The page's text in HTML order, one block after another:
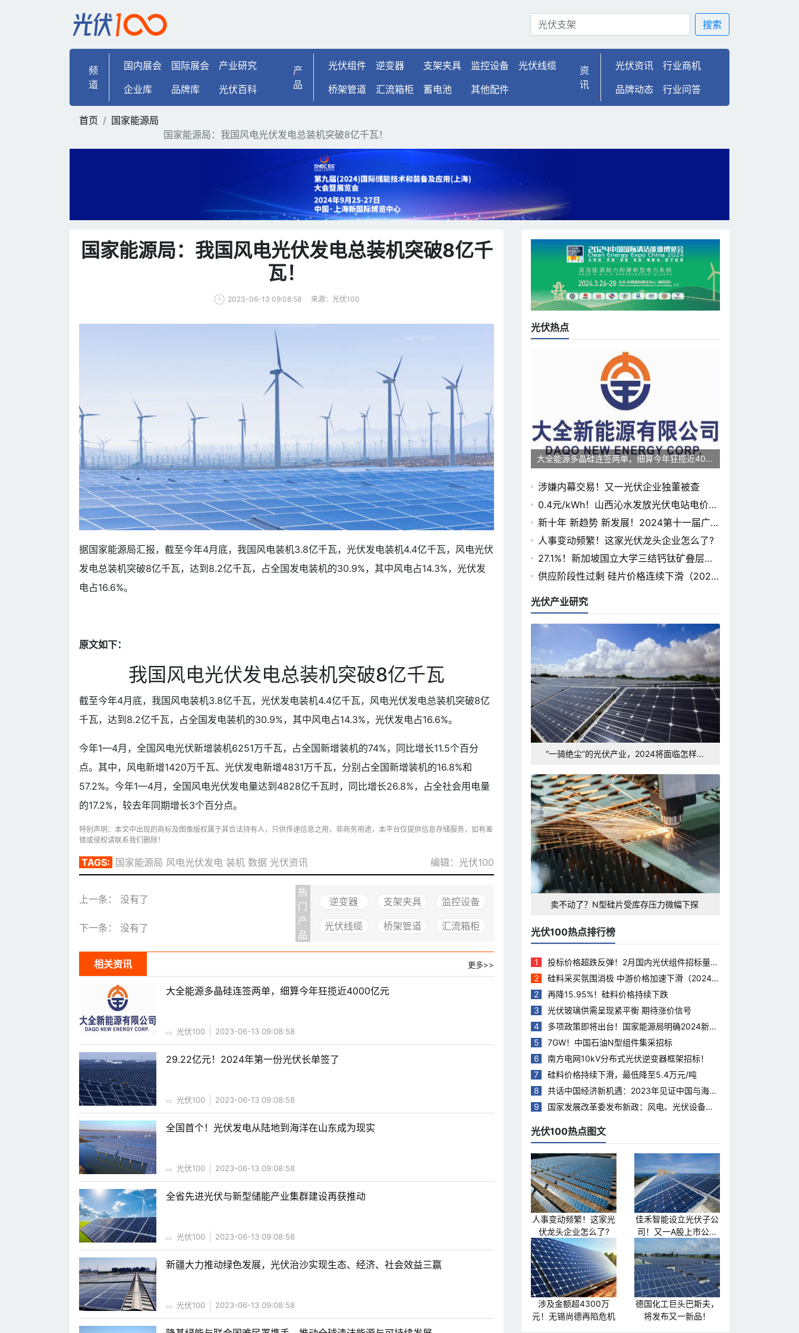
国家能源局：我国风电光伏发电总装机突破8亿千瓦！ | 光伏100 搜索
频
道
国内展会 国际展会
产业研究
企业库
品牌库 光伏百科
产
品
光伏组件 逆变器 支架夹具 监控设备
光伏线缆
桥架管道
汇流箱柜 蓄电池 其他配件
资
讯
光伏资讯
行业商机
品牌动态
行业问答
首页
国家能源局
国家能源局：我国风电光伏发电总装机突破8亿千瓦！
国家能源局：我国风电光伏发电总装机突破8亿千
瓦！
2023-06-13 09:08:58 来源：光伏100
据国家能源局汇报，截至今年4月底，我国风电装机3.8亿千瓦，光伏发电装机4.4亿千瓦，风电光伏
发电总装机突破8亿千瓦，达到8.2亿千瓦，占全国发电装机的30.9%，其中风电占14.3%，光伏发
电占16.6%。
原文如下：
我国风电光伏发电总装机突破8亿千瓦
截至今年4月底，我国风电装机3.8亿千瓦，光伏发电装机4.4亿千瓦，风电光伏发电总装机突破8亿
千瓦，达到8.2亿千瓦，占全国发电装机的30.9%，其中风电占14.3%，光伏发电占16.6%。
今年1—4月，全国风电光伏新增装机6251万千瓦，占全国新增装机的74%，同比增长11.5个百分
点。其中，风电新增1420万千瓦、光伏发电新增4831万千瓦，分别占全国新增装机的16.8%和
57.2%。今年1—4月，全国风电光伏发电量达到4828亿千瓦时，同比增长26.8%，占全社会用电量
的17.2%，较去年同期增长3个百分点。
特别声明：本文中出现的商标及图像版权属于其合法持有人，只供传递信息之用，非商务用途，本平台仅提供信息存储服务，如有差
错或侵权请联系我们删除！
TAGS: 国家能源局 风电光伏发电 装机 数据 光伏资讯 编辑：光伏100
上一条： 没有了
下一条： 没有了
热
门
产
品
逆变器 支架夹具 监控设备
光伏线缆 桥架管道 汇流箱柜
相关资讯 更多>>
大全能源多晶硅连签两单，细算今年狂揽近4000亿元
光伏100 2023-06-13 09:08:58
29.22亿元！2024年第一份光伏长单签了
光伏100 2023-06-13 09:08:58
全国首个！光伏发电从陆地到海洋在山东成为现实
光伏100 2023-06-13 09:08:58
全省先进光伏与新型储能产业集群建设再获推动
光伏100 2023-06-13 09:08:58
新疆大力推动绿色发展，光伏治沙实现生态、经济、社会效益三赢
光伏100 2023-06-13 09:08:58
光伏热点
大全能源多晶硅连签两单，细算今年狂揽近400
0亿元
涉嫌内幕交易！又一光伏企业独董被查
0.4元/kWh！山西沁水发放光伏电站电价补
贴
新十年 新趋势 新发展！2024第十一届广东
省光伏论坛即将开幕
人事变动频繁！这家光伏龙头企业怎么了?
27.1%！新加坡国立大学三结钙钛矿叠层认
证率突破
供应阶段性过剩 硅片价格连续下滑（2024.
光伏产业研究
“一骑绝尘”的光伏产业，2024将面临怎样的
卖不动了？N型硅片受库存压力微幅下探
光伏100热点排行榜
1
投标价格超跌反弹！2月国内光伏组件招标量下
滑35.5%
2
硅料采买氛围消极 中游价格加速下滑（2024.
3.28）
2
再降15.95%！硅料价格持续下跌
3
光伏玻璃供需呈现紧平衡 期待涨价信号
4
多项政策即将出台！国家能源局明确2024新能
源工作重点
5
7GW！中国石油N型组件集采招标
6
南方电网10kV分布式光伏逆变器框架招标！
7
硅料价格持续下滑，最低降至5.4万元/吨
8
共话中国经济新机遇：2023年见证中国与海合
会国家合作热度持续升温
9
国家发展改革委发布新政：风电、光伏设备回
光伏100热点图文
人事变动频繁！这家光
伏龙头企业怎么了?
佳禾智能设立光伏子公
司！又一A股上市公司
跨界光伏
涉及金额超4300万
元！无锡尚德再陷危机
德国化工巨头巴斯夫，
将发布又一新品！